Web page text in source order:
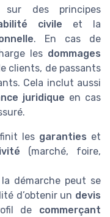
sur des principes
civile et la
. En cas de
les dommages
clients, de passants
Cela inclut aussi
juridique en cas
les garanties et
(marché, foire,
démarche peut se
d’obtenir un devis
de commerçant